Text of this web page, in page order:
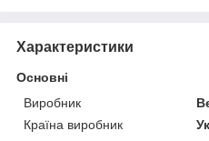
Характеристики
Основні
Виробник
Країна виробник